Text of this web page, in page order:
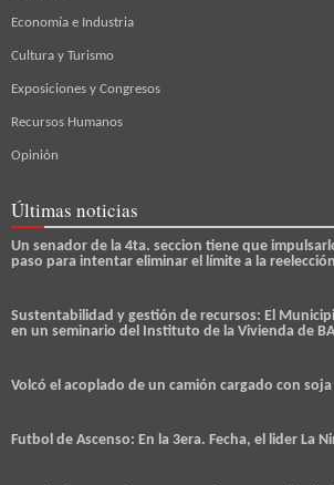
Economía e Industria
Cultura y Turismo
Exposiciones y Congresos
Recursos Humanos
Opinión
Últimas noticias
Un senador de la 4ta. seccion tiene que
paso para intentar eliminar el límite a la
Sustentabilidad y gestión de recursos: El
en un seminario del Instituto de la Vivienda de
Volcó el acoplado de un camión cargado con soja
Futbol de Ascenso: En la 3era. Fecha, el lider La